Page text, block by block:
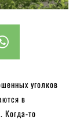
уголков
в
Когда-то